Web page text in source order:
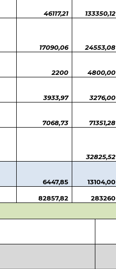
46117,21 133350,12
17090,06 24553,08
2200 4800,00
3933,97 3276,00
7068,73 71351,28
32825,52
6447,85 13104,00
82857,82 283260